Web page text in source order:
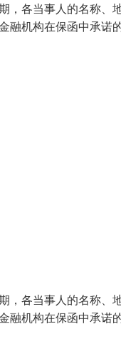
，各当事人的名称、
融机构在保函中承诺
，各当事人的名称、
融机构在保函中承诺